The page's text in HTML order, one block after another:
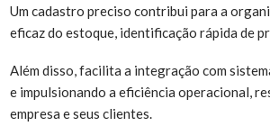
Um cadastro preciso contribui para a
eficaz do estoque, identificação rápida de
Além disso, facilita a integração com
e impulsionando a eficiência operacional,
empresa e seus clientes.